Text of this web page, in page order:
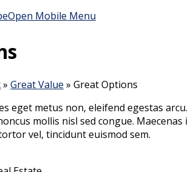
Open Mobile Menu
» Great Value » Great Options
eget metus non, eleifend egestas
mollis nisl sed congue.
vel, tincidunt euismod sem.